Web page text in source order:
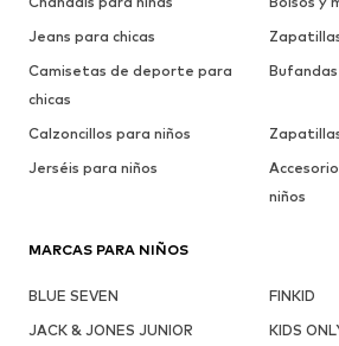
Jeans para chicas
Camisetas de deporte para
chicas
Calzoncillos para niños
Jerséis para niños
niños
MARCAS PARA NIÑOS
BLUE SEVEN
FINKID
JACK & JONES JUNIOR
KIDS